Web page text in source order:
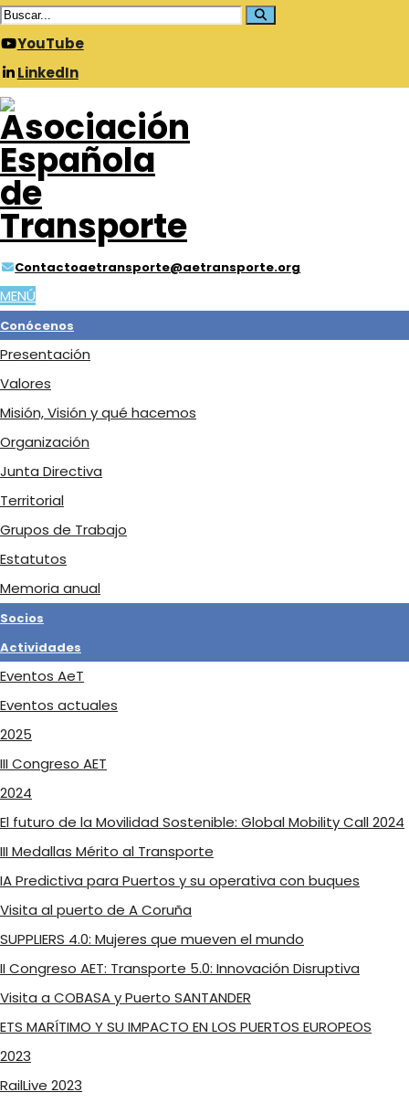
YouTube
LinkedIn
Contactoaetransporte@aetransporte.org
MENÚ
Conócenos
Presentación
Valores
Misión, Visión y qué hacemos
Organización
Junta Directiva
Territorial
Grupos de Trabajo
Estatutos
Memoria anual
Socios
Actividades
Eventos AeT
Eventos actuales
2025
III Congreso AET
2024
El futuro de la Movilidad Sostenible: Global Mobility Call 2024
III Medallas Mérito al Transporte
IA Predictiva para Puertos y su operativa con buques
Visita al puerto de A Coruña
SUPPLIERS 4.0: Mujeres que mueven el mundo
II Congreso AET: Transporte 5.0: Innovación Disruptiva
Visita a COBASA y Puerto SANTANDER
ETS MARÍTIMO Y SU IMPACTO EN LOS PUERTOS EUROPEOS
2023
RailLive 2023